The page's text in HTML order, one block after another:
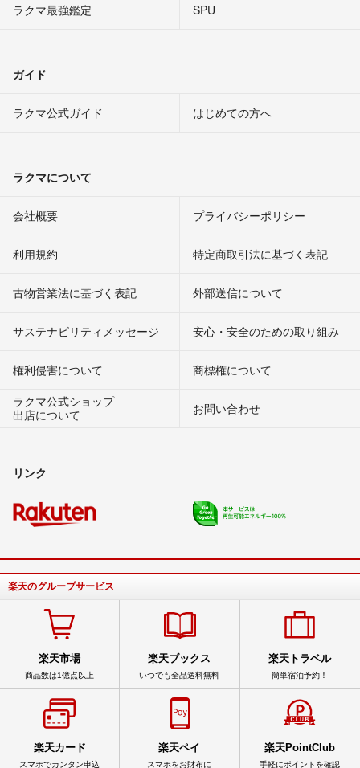
ラクマ最強鑑定
SPU
ガイド
ラクマ公式ガイド はじめての方へ
ラクマについて
会社概要 プライバシーポリシー
利用規約 特定商取引法に基づく表記
古物営業法に基づく表記 外部送信について
サステナビリティメッセージ 安心・安全のための取り組み
権利侵害について
商標権について
ラクマ公式ショップ
出店について
お問い合わせ
リンク
楽天のグループサービス
楽天市場
商品数は1億点以上
楽天ブックス
いつでも全品送料無料
楽天トラベル
簡単宿泊予約！
楽天カード
スマホでカンタン申込
楽天ペイ
スマホをお財布に
楽天PointClub
手軽にポイントを確認